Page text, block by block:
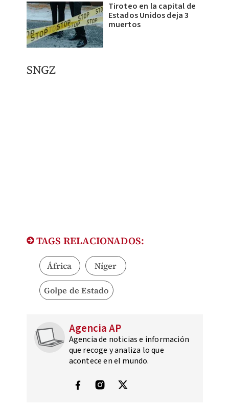
Tiroteo en la capital de
Estados Unidos deja 3
muertos
SNGZ
TAGS RELACIONADOS:
África Níger
Golpe de Estado
Agencia AP
Agencia de noticias e información
que recoge y analiza lo que
acontece en el mundo.